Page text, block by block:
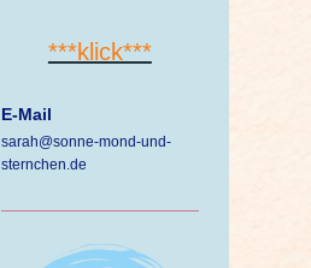
***klick***
E-Mail
sarah@sonne-mond-und-
sternchen.de